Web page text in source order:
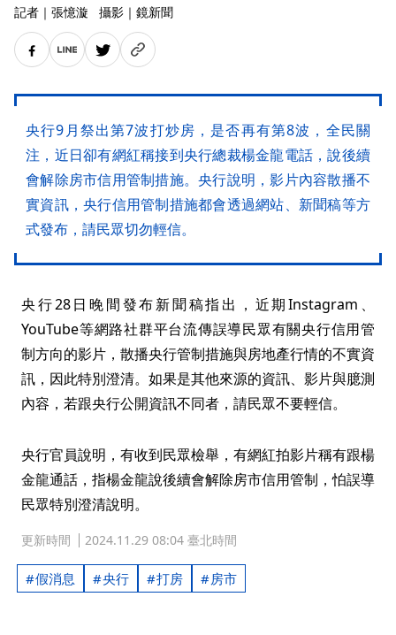
記者 ｜ 張憶漩 攝影 ｜ 鏡新聞
央行9月祭出第7波打炒房，是否再有第8波，全民關
注，近日卻有網紅稱接到央行總裁楊金龍電話，說後續
會解除房市信用管制措施。央行說明，影片內容散播不
實資訊，央行信用管制措施都會透過網站、新聞稿等方
式發布，請民眾切勿輕信。
央行28日晚間發布新聞稿指出，近期Instagram、
YouTube等網路社群平台流傳誤導民眾有關央行信用管
制方向的影片，散播央行管制措施與房地產行情的不實資
訊，因此特別澄清。如果是其他來源的資訊、影片與臆測
內容，若跟央行公開資訊不同者，請民眾不要輕信。
央行官員說明，有收到民眾檢舉，有網紅拍影片稱有跟楊
金龍通話，指楊金龍說後續會解除房市信用管制，怕誤導
民眾特別澄清說明。
更新時間 2024.11.29 08:04 臺北時間
假消息 央行 打房 房市